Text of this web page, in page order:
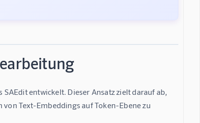
entwickelt. Dieser Ansatz zielt darauf ab,
Text-Embeddings auf Token-Ebene zu